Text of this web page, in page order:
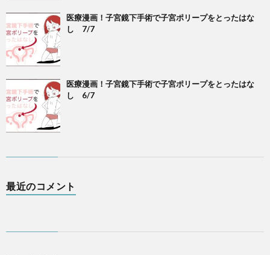
医療漫画！子宮鏡下手術で子宮ポリープをとったはな
し 7/7
医療漫画！子宮鏡下手術で子宮ポリープをとったはな
し 6/7
最近のコメント